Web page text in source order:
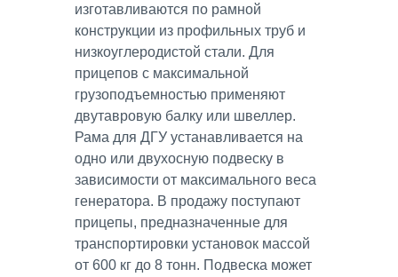
изготавливаются по рамной
конструкции из профильных труб и
низкоуглеродистой стали. Для
прицепов с максимальной
грузоподъемностью применяют
двутавровую балку или швеллер.
Рама для ДГУ устанавливается на
одно или двухосную подвеску в
зависимости от максимального веса
генератора. В продажу поступают
прицепы, предназначенные для
транспортировки установок массой
от 600 кг до 8 тонн. Подвеска может